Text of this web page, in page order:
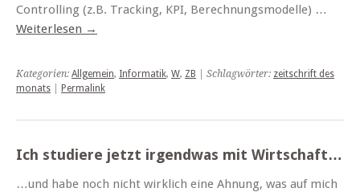
Controlling (z.B. Tracking, KPI, Berechnungsmodelle) …
Weiterlesen →
Kategorien: Allgemein, Informatik, W, ZB | Schlagwörter: zeitschrift des
monats
Permalink
Ich studiere jetzt irgendwas mit Wirtschaft…
…und habe noch nicht wirklich eine Ahnung, was auf mich